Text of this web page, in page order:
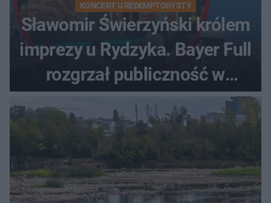
KONCERT U REDEMPTORYSTY
Sławomir Świerzyński królem
imprezy u Rydzyka. Bayer Full
rozgrzał publiczność w
Toruniu